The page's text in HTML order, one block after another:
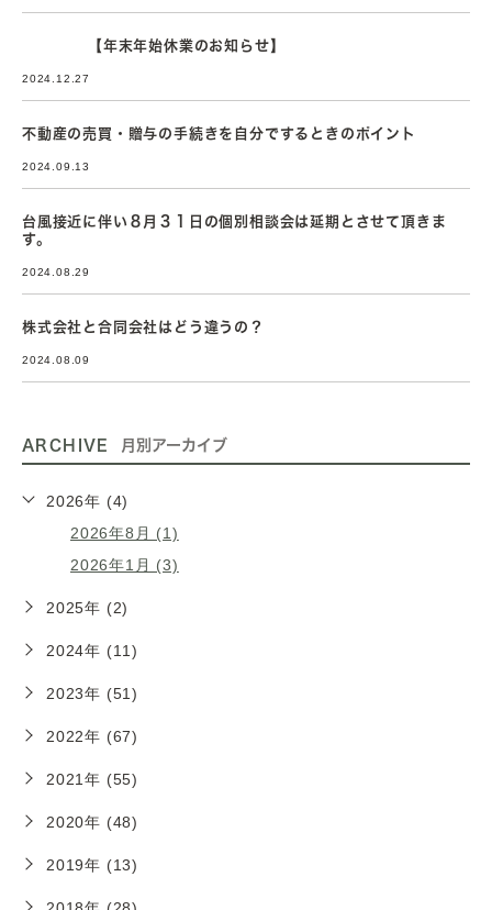
【年末年始休業のお知らせ】
2024.12.27
不動産の売買・贈与の手続きを自分でするときのポイント
2024.09.13
台風接近に伴い８月３１日の個別相談会は延期とさせて頂きま
す。
2024.08.29
株式会社と合同会社はどう違うの？
2024.08.09
ARCHIVE 月別アーカイブ
2026年 (4)
2026年8月 (1)
2026年1月 (3)
2025年 (2)
2024年 (11)
2023年 (51)
2022年 (67)
2021年 (55)
2020年 (48)
2019年 (13)